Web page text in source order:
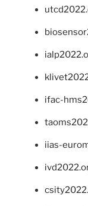
ifac-
iias-